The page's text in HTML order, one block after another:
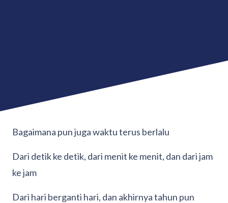
Bagaimana pun juga waktu terus berlalu
Dari detik ke detik, dari menit ke menit, dan dari jam
ke jam
Dari hari berganti hari, dan akhirnya tahun pun